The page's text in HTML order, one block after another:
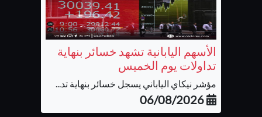
الأسهم اليابانية تشهد خسائر بنهاية
تداولات يوم الخميس
مؤشر نيكاي الياباني يسجل خسائر بنهاية تد...
06/08/2026